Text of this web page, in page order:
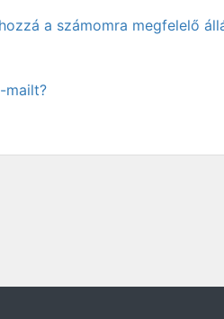
a számomra megfelelő
mailt?